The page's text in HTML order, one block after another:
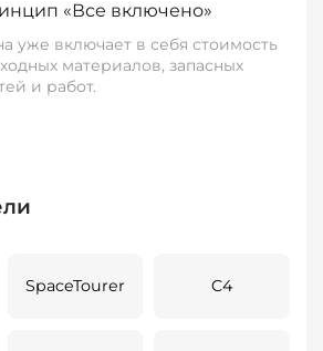
«Все включено»
уже включает в себя стоимость
материалов, запасных
и работ.
SpaceTourer C4